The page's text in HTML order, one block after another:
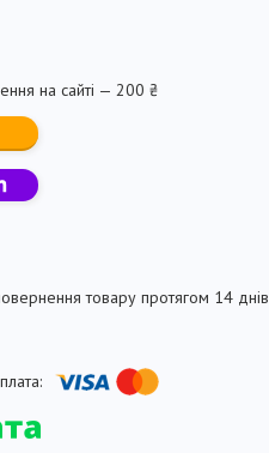
на сайті — 200 ₴
товару протягом 14 днів